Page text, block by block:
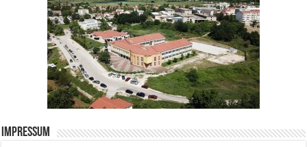
Impressum